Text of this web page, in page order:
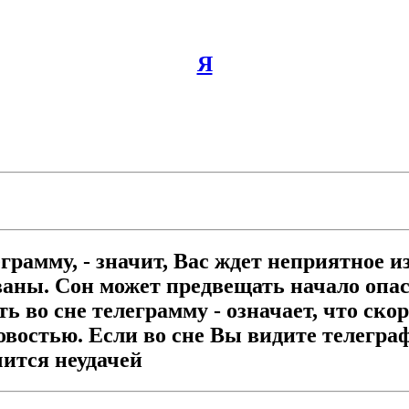
Я
- значит, Вас ждет неприятное
Сон может предвещать начало
во сне телеграмму - означает, что
Если во сне Вы видите
неудачей